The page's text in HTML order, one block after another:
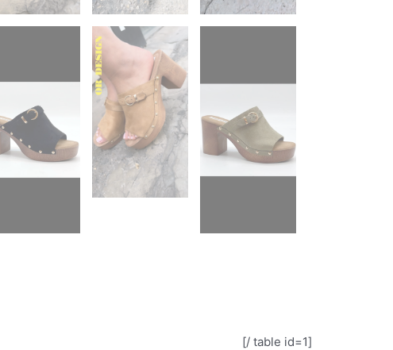
[table id=1 /]